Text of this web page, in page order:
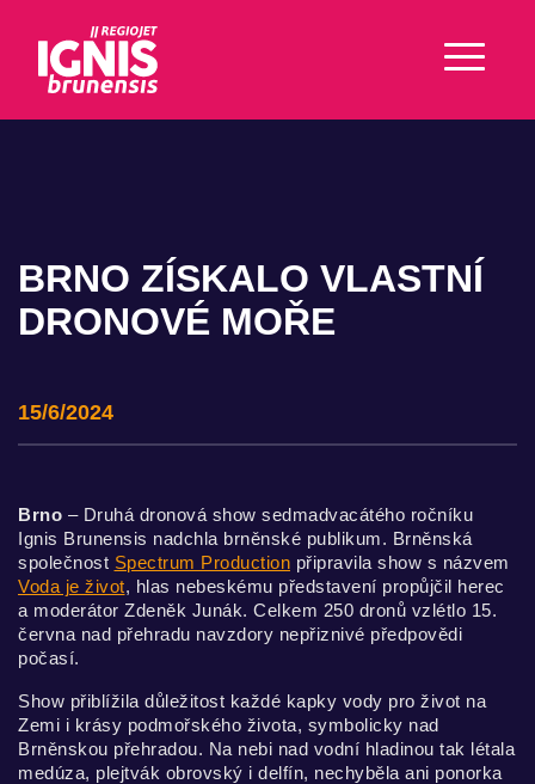
BRNO ZÍSKALO VLASTNÍ
DRONOVÉ MOŘE
15/6/2024
Brno – Druhá dronová show sedmadvacátého ročníku
Ignis Brunensis nadchla brněnské publikum. Brněnská
společnost Spectrum Production připravila show s názvem
Voda je život, hlas nebeskému představení propůjčil herec
a moderátor Zdeněk Junák. Celkem 250 dronů vzlétlo 15.
června nad přehradu navzdory nepřiznivé předpovědi
počasí.
Show přiblížila důležitost každé kapky vody pro život na
Zemi i krásy podmořského života, symbolicky nad
Brněnskou přehradou. Na nebi nad vodní hladinou tak létala
medúza, plejtvák obrovský i delfín, nechyběla ani ponorka